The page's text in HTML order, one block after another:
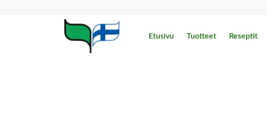
Etusivu Tuotteet Reseptit